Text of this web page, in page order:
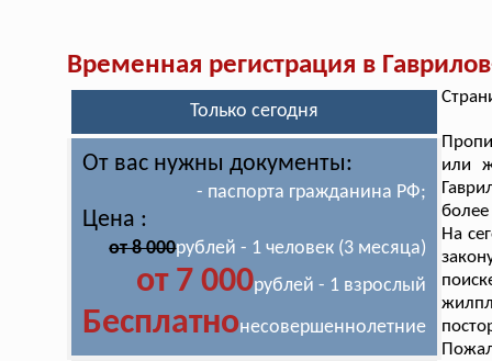
Временная регистрация в
Только сегодня
От вас нужны документы:
- паспорта гражданина РФ;
Цена :
от 8 000рублей - 1 человек (3 месяца)
от 7 000рублей - 1 взрослый
Бесплатнонесовершеннолетние
или
На